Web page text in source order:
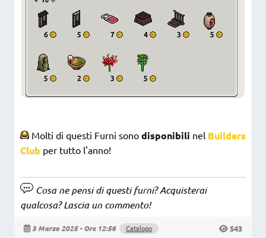
Molti di questi Furni sono disponibili nel Builders
Club per tutto l'anno!
Cosa ne pensi di questi furni? Acquisterai
qualcosa? Lascia un commento!
3 Marzo 2025 - Ore 12:56 Catalogo 543